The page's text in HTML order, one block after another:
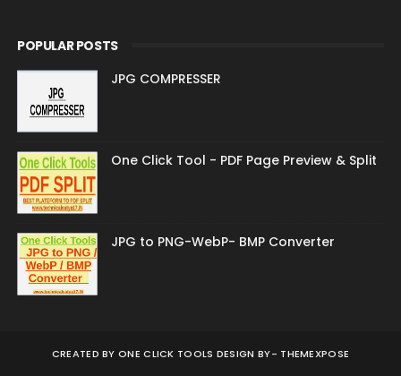
POPULAR POSTS
JPG COMPRESSER
One Click Tool - PDF Page Preview & Split
JPG to PNG-WebP- BMP Converter
CREATED BYONE CLICK TOOLS DESIGN BY- THEMEXPOSE